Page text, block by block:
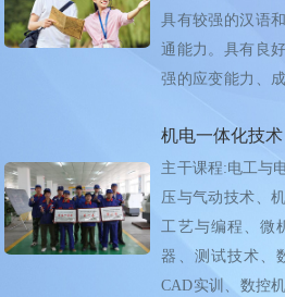
具有较强的汉语
通能力。具有良
强的应变能力、
机电一体化技术
主干课程:电工与
压与气动技术、
工艺与编程、微
器、测试技术、
CAD实训、数控